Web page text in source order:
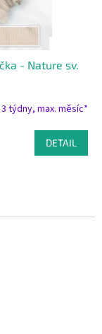
- Nature sv.
týdny, max. měsíc*
DETAIL